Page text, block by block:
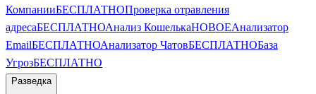
КомпанииБЕСПЛАТНОПроверка отравления
адресаБЕСПЛАТНОАнализ КошелькаНОВОЕАнализатор
EmailБЕСПЛАТНОАнализатор ЧатовБЕСПЛАТНОБаза
УгрозБЕСПЛАТНО
Разведка